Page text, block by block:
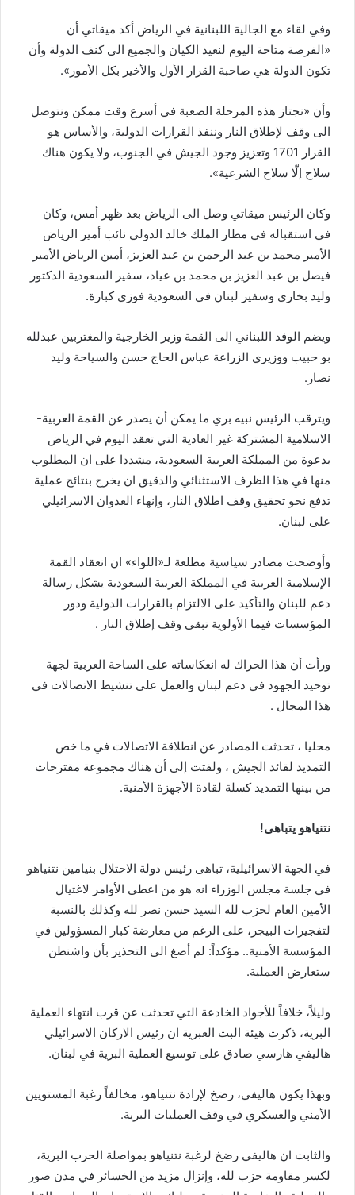
وفي لقاء مع الجالية اللبنانية في الرياض أكد ميقاتي أن
«الفرصة متاحة اليوم لنعيد الكيان والجميع الى كنف الدولة وأن
تكون الدولة هي صاحبة القرار الأول والأخير بكل الأمور».
وأن «نجتاز هذه المرحلة الصعبة في أسرع وقت ممكن ونتوصل
الى وقف لإطلاق النار وننفذ القرارات الدولية، والأساس هو
القرار 1701 وتعزيز وجود الجيش في الجنوب، ولا يكون هناك
سلاح إلّا سلاح الشرعية».
وكان الرئيس ميقاتي وصل الى الرياض بعد ظهر أمس، وكان
في استقباله في مطار الملك خالد الدولي نائب أمير الرياض
الأمير محمد بن عبد الرحمن بن عبد العزيز، أمين الرياض الأمير
فيصل بن عبد العزيز بن محمد بن عياد، سفير السعودية الدكتور
وليد بخاري وسفير لبنان في السعودية فوزي كبارة.
ويضم الوفد اللبناني الى القمة وزير الخارجية والمغتربين عبدلله
بو حبيب ووزيري الزراعة عباس الحاج حسن والسياحة وليد
نصار.
ويترقب الرئيس نبيه بري ما يمكن أن يصدر عن القمة العربية-
الاسلامية المشتركة غير العادية التي تعقد اليوم في الرياض
بدعوة من المملكة العربية السعودية، مشددا على ان المطلوب
منها في هذا الظرف الاستثنائي والدقيق ان يخرج بنتائج عملية
تدفع نحو تحقيق وقف اطلاق النار، وإنهاء العدوان الاسرائيلي
على لبنان.
وأوضحت مصادر سياسية مطلعة لـ«اللواء» ان انعقاد القمة
الإسلامية العربية في المملكة العربية السعودية يشكل رسالة
دعم للبنان والتأكيد على الالتزام بالقرارات الدولية ودور
المؤسسات فيما الأولوية تبقى وقف إطلاق النار .
ورأت أن هذا الحراك له انعكاساته على الساحة العربية لجهة
توحيد الجهود في دعم لبنان والعمل على تنشيط الاتصالات في
هذا المجال .
محليا ، تحدثت المصادر عن انطلاقة الاتصالات في ما خص
التمديد لقائد الجيش ، ولفتت إلى أن هناك مجموعة مقترحات
من بينها التمديد كسلة لقادة الأجهزة الأمنية.
نتنياهو يتباهى!
في الجهة الاسرائيلية، تباهى رئيس دولة الاحتلال بنيامين نتنياهو
في جلسة مجلس الوزراء انه هو من اعطى الأوامر لاغتيال
الأمين العام لحزب لله السيد حسن نصر لله وكذلك بالنسبة
لتفجيرات البيجر، على الرغم من معارضة كبار المسؤولين في
المؤسسة الأمنية.. مؤكداً: لم أصغ الى التحذير بأن واشنطن
ستعارض العملية.
وليلاً، خلافاً للأجواد الخادعة التي تحدثت عن قرب انتهاء العملية
البرية، ذكرت هيئة البث العبرية ان رئيس الاركان الاسرائيلي
هاليفي هارسي صادق على توسيع العملية البرية في لبنان.
وبهذا يكون هاليفي، رضخ لإرادة نتنياهو، مخالفاً رغبة المستويين
الأمني والعسكري في وقف العمليات البرية.
والثابت ان هاليفي رضخ لرغبة نتنياهو بمواصلة الحرب البرية،
لكسر مقاومة حزب لله، وإنزال مزيد من الخسائر في مدن صور